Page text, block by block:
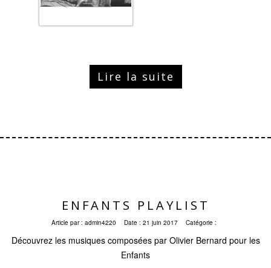
Lire la suite
ENFANTS PLAYLIST
Article par : admin4220 Date : 21 juin 2017 Catégorie :
Découvrez les musiques composées par Olivier Bernard pour les
Enfants